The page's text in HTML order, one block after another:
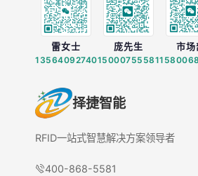
雷女士
13564092740
庞先生
15000755581
市场
择捷智能
RFID一站式智慧解决方案领导者
400-868-5581